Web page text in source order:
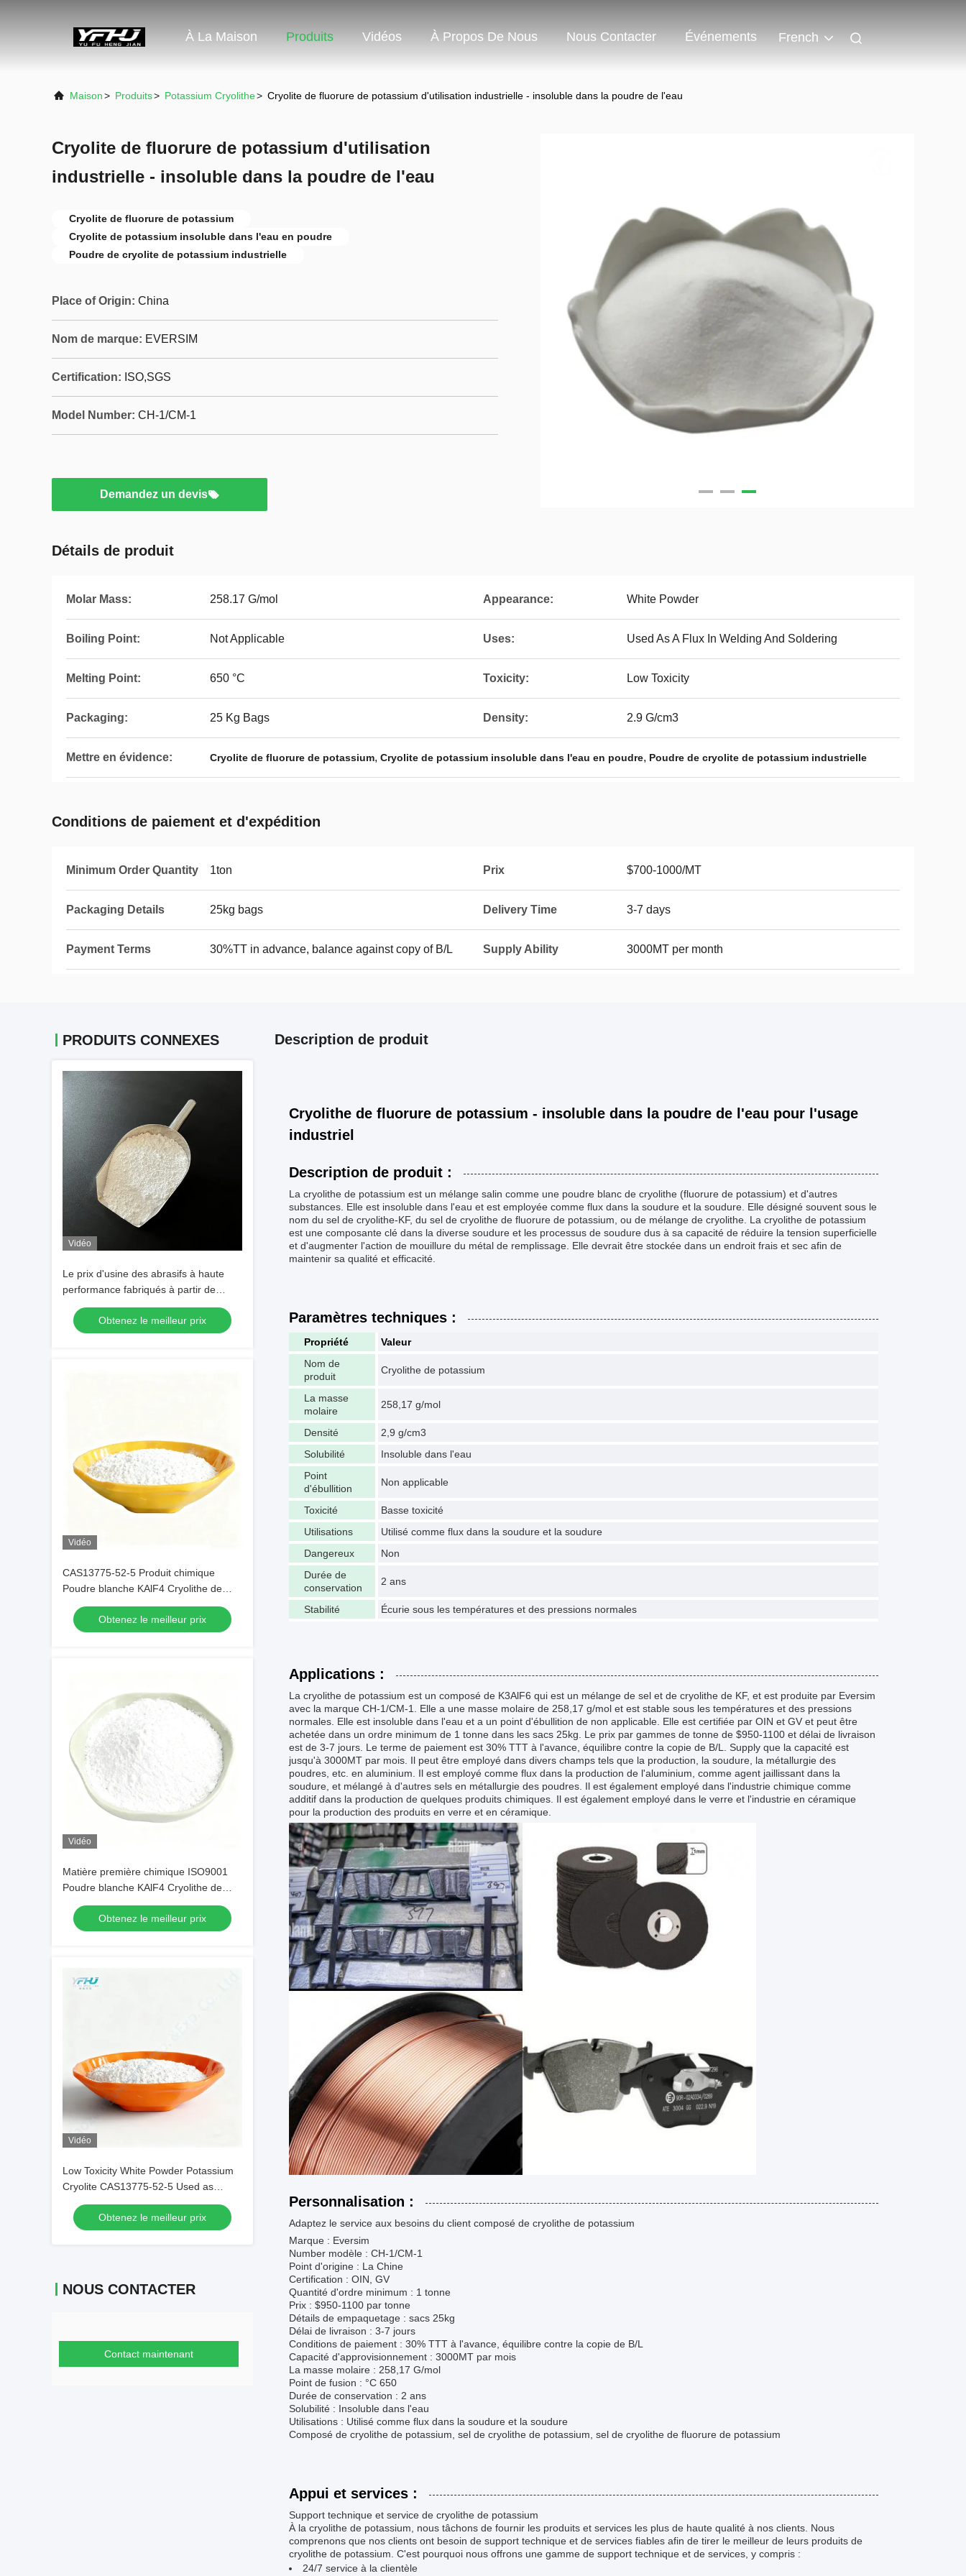
À La Maison Produits Vidéos À Propos De Nous Nous Contacter Événements French
Maison> Produits> Potassium Cryolithe> Cryolite de fluorure de potassium d'utilisation industrielle - insoluble dans la poudre de l'eau
Cryolite de fluorure de potassium d'utilisation
industrielle - insoluble dans la poudre de l'eau
Cryolite de fluorure de potassium
Cryolite de potassium insoluble dans l'eau en poudre
Poudre de cryolite de potassium industrielle
Place of Origin: China
Nom de marque: EVERSIM
Certification: ISO,SGS
Model Number: CH-1/CM-1
Demandez un devis
Détails de produit
Molar Mass: 258.17 G/mol Appearance: White Powder
Boiling Point: Not Applicable Uses: Used As A Flux In Welding And Soldering
Melting Point: 650 °C Toxicity: Low Toxicity
Packaging: 25 Kg Bags Density: 2.9 G/cm3
Mettre en évidence: Cryolite de fluorure de potassium, Cryolite de potassium insoluble dans l'eau en poudre, Poudre de cryolite de potassium industrielle
Conditions de paiement et d'expédition
Minimum Order Quantity 1ton Prix $700-1000/MT
Packaging Details 25kg bags Delivery Time 3-7 days
Payment Terms 30%TT in advance, balance against copy of B/L Supply Ability 3000MT per month
PRODUITS CONNEXES
Vidéo
Le prix d'usine des abrasifs à haute
performance fabriqués à partir de
cryolite de sodium blanc pur pour la
production industrielle
Obtenez le meilleur prix
Vidéo
CAS13775-52-5 Produit chimique
Poudre blanche KAlF4 Cryolithe de
potassium - Libérer le potentiel dans
les industries chimiques
Obtenez le meilleur prix
Vidéo
Matière première chimique ISO9001
Poudre blanche KAlF4 Cryolithe de
potassium pour l'optimisation des
revêtements métalliques
Obtenez le meilleur prix
Vidéo
Low Toxicity White Powder Potassium
Cryolite CAS13775-52-5 Used as
Brazing Fluxes for Copper
Obtenez le meilleur prix
NOUS CONTACTER
Contact maintenant
Description de produit
Cryolithe de fluorure de potassium - insoluble dans la poudre de l'eau pour l'usage
industriel
Description de produit :
La cryolithe de potassium est un mélange salin comme une poudre blanc de cryolithe (fluorure de potassium) et d'autres
substances. Elle est insoluble dans l'eau et est employée comme flux dans la soudure et la soudure. Elle désigné souvent sous le
nom du sel de cryolithe-KF, du sel de cryolithe de fluorure de potassium, ou de mélange de cryolithe. La cryolithe de potassium
est une composante clé dans la diverse soudure et les processus de soudure dus à sa capacité de réduire la tension superficielle
et d'augmenter l'action de mouillure du métal de remplissage. Elle devrait être stockée dans un endroit frais et sec afin de
maintenir sa qualité et efficacité.
Paramètres techniques :
Propriété
Valeur
Nom de
produit
Cryolithe de potassium
La masse
molaire
258,17 g/mol
Densité
2,9 g/cm3
Solubilité
Insoluble dans l'eau
Point
d'ébullition
Non applicable
Toxicité
Basse toxicité
Utilisations
Utilisé comme flux dans la soudure et la soudure
Dangereux
Non
Durée de
conservation
2 ans
Stabilité Écurie sous les températures et des pressions normales
Applications :
La cryolithe de potassium est un composé de K3AlF6 qui est un mélange de sel et de cryolithe de KF, et est produite par Eversim
avec la marque CH-1/CM-1. Elle a une masse molaire de 258,17 g/mol et est stable sous les températures et des pressions
normales. Elle est insoluble dans l'eau et a un point d'ébullition de non applicable. Elle est certifiée par OIN et GV et peut être
achetée dans un ordre minimum de 1 tonne dans les sacs 25kg. Le prix par gammes de tonne de $950-1100 et délai de livraison
est de 3-7 jours. Le terme de paiement est 30% TTT à l'avance, équilibre contre la copie de B/L. Supply que la capacité est
jusqu'à 3000MT par mois. Il peut être employé dans divers champs tels que la production, la soudure, la métallurgie des
poudres, etc. en aluminium. Il est employé comme flux dans la production de l'aluminium, comme agent jaillissant dans la
soudure, et mélangé à d'autres sels en métallurgie des poudres. Il est également employé dans l'industrie chimique comme
additif dans la production de quelques produits chimiques. Il est également employé dans le verre et l'industrie en céramique
pour la production des produits en verre et en céramique.
Personnalisation :
Adaptez le service aux besoins du client composé de cryolithe de potassium
Marque : Eversim
Number modèle : CH-1/CM-1
Point d'origine : La Chine
Certification : OIN, GV
Quantité d'ordre minimum : 1 tonne
Prix : $950-1100 par tonne
Détails de empaquetage : sacs 25kg
Délai de livraison : 3-7 jours
Conditions de paiement : 30% TTT à l'avance, équilibre contre la copie de B/L
Capacité d'approvisionnement : 3000MT par mois
La masse molaire : 258,17 G/mol
Point de fusion : °C 650
Durée de conservation : 2 ans
Solubilité : Insoluble dans l'eau
Utilisations : Utilisé comme flux dans la soudure et la soudure
Composé de cryolithe de potassium, sel de cryolithe de potassium, sel de cryolithe de fluorure de potassium
Appui et services :
Support technique et service de cryolithe de potassium
À la cryolithe de potassium, nous tâchons de fournir les produits et services les plus de haute qualité à nos clients. Nous
comprenons que nos clients ont besoin de support technique et de services fiables afin de tirer le meilleur de leurs produits de
cryolithe de potassium. C'est pourquoi nous offrons une gamme de support technique et de services, y compris :
24/7 service à la clientèle